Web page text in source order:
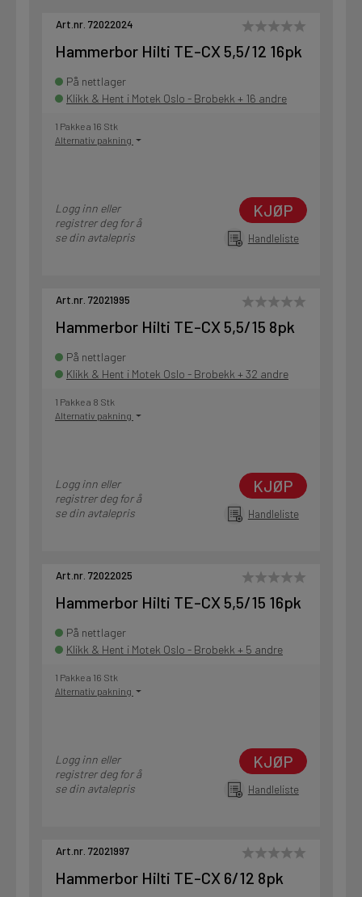
Art.nr. 72022024
Hammerbor Hilti TE-CX 5,5/12 16pk
På nettlager
Klikk & Hent i Motek Oslo - Brobekk + 16 andre
1 Pakke a 16 Stk
Alternativ pakning
Logg inn eller
registrer deg for å
se din avtalepris
KJØP
Handleliste
Art.nr. 72021995
Hammerbor Hilti TE-CX 5,5/15 8pk
På nettlager
Klikk & Hent i Motek Oslo - Brobekk + 32 andre
1 Pakke a 8 Stk
Alternativ pakning
Logg inn eller
registrer deg for å
se din avtalepris
KJØP
Handleliste
Art.nr. 72022025
Hammerbor Hilti TE-CX 5,5/15 16pk
På nettlager
Klikk & Hent i Motek Oslo - Brobekk + 5 andre
1 Pakke a 16 Stk
Alternativ pakning
Logg inn eller
registrer deg for å
se din avtalepris
KJØP
Handleliste
Art.nr. 72021997
Hammerbor Hilti TE-CX 6/12 8pk